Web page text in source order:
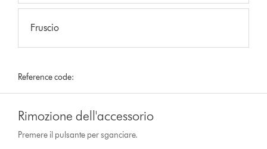
Fruscio
Reference code:
Rimozione dell'accessorio
Premere il pulsante per sganciare.